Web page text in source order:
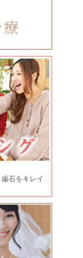
石をキレイ